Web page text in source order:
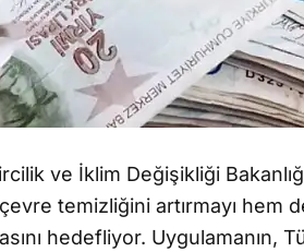
ve İklim Değişikliği
temizliğini artırmayı hem
hedefliyor. Uygulamanın,